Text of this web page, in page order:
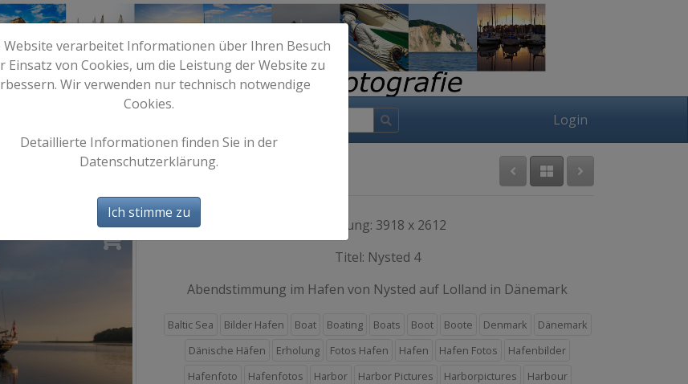
Login
Nysted 4
Auflösung: 3918 x 2612
Titel: Nysted 4
Abendstimmung im Hafen von Nysted auf Lolland in Dänemark
Baltic Sea Bilder Hafen Boat Boating Boats Boot Boote Denmark
Dänemark
Dänische Häfen
Erholung Fotos Hafen Hafen Hafen Fotos
Hafenbilder
Hafenfoto
Hafenfotos Harbor Harbor Pictures Harborpictures
Harbour
Website verarbeitet Informationen über Ihren Besuch
Einsatz von Cookies, um die Leistung der Website zu
Wir verwenden nur technisch notwendige
Cookies.
Detaillierte Informationen finden Sie in der
Datenschutzerklärung.
Ich stimme zu